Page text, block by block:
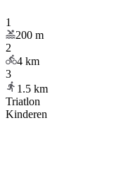
1
200 m
2
4 km
3
1.5 km
Triatlon
Kinderen